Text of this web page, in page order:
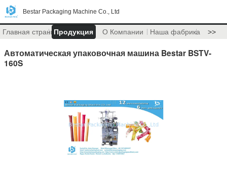
Bestar Packaging Machine Co., Ltd
Главная страницаПродукция О Компании Наша фабрика >>
Автоматическая упаковочная машина Bestar BSTV-
160S